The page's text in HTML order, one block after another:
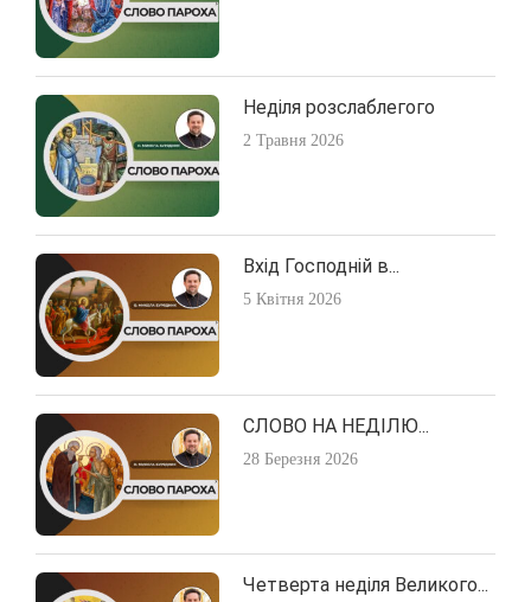
Неділя розслаблегого
2 Травня 2026
Вхід Господній в...
5 Квітня 2026
СЛОВО НА НЕДІЛЮ...
28 Березня 2026
Четверта неділя Великого...